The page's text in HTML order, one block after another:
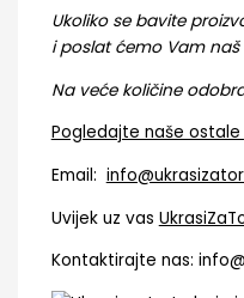
Ukoliko se bavite
i poslat ćemo Vam
Na veće količine
Pogledajte naše
Email:
Uvijek uz vas
Kontaktirajte nas: